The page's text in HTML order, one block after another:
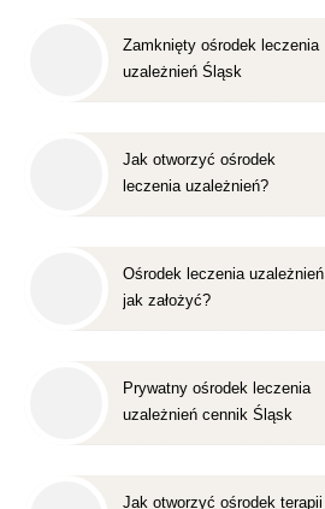
Zamknięty ośrodek leczenia
uzależnień Śląsk
Jak otworzyć ośrodek
leczenia uzależnień?
Ośrodek leczenia uzależnień
jak założyć?
Prywatny ośrodek leczenia
uzależnień cennik Śląsk
Jak otworzyć ośrodek terapii